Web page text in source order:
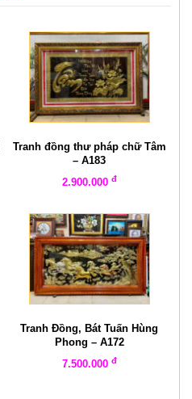
Tranh đồng thư pháp chữ Tâm
– A183
2.900.000 đ
Tranh Đồng, Bát Tuấn Hùng
Phong – A172
7.500.000 đ